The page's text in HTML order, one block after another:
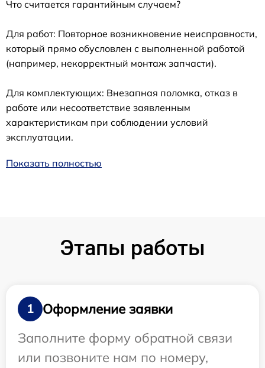
Что считается гарантийным случаем?
Для работ: Повторное возникновение неисправности,
который прямо обусловлен с выполненной работой
(например, некорректный монтаж запчасти).
Для комплектующих: Внезапная поломка, отказ в
работе или несоответствие заявленным
характеристикам при соблюдении условий
эксплуатации.
Показать полностью
Этапы работы
1
Оформление заявки
Заполните форму обратной связи
или позвоните нам по номеру,